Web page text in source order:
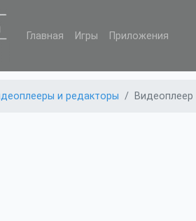
Главная Игры Приложения
и редакторы Видеоплеер